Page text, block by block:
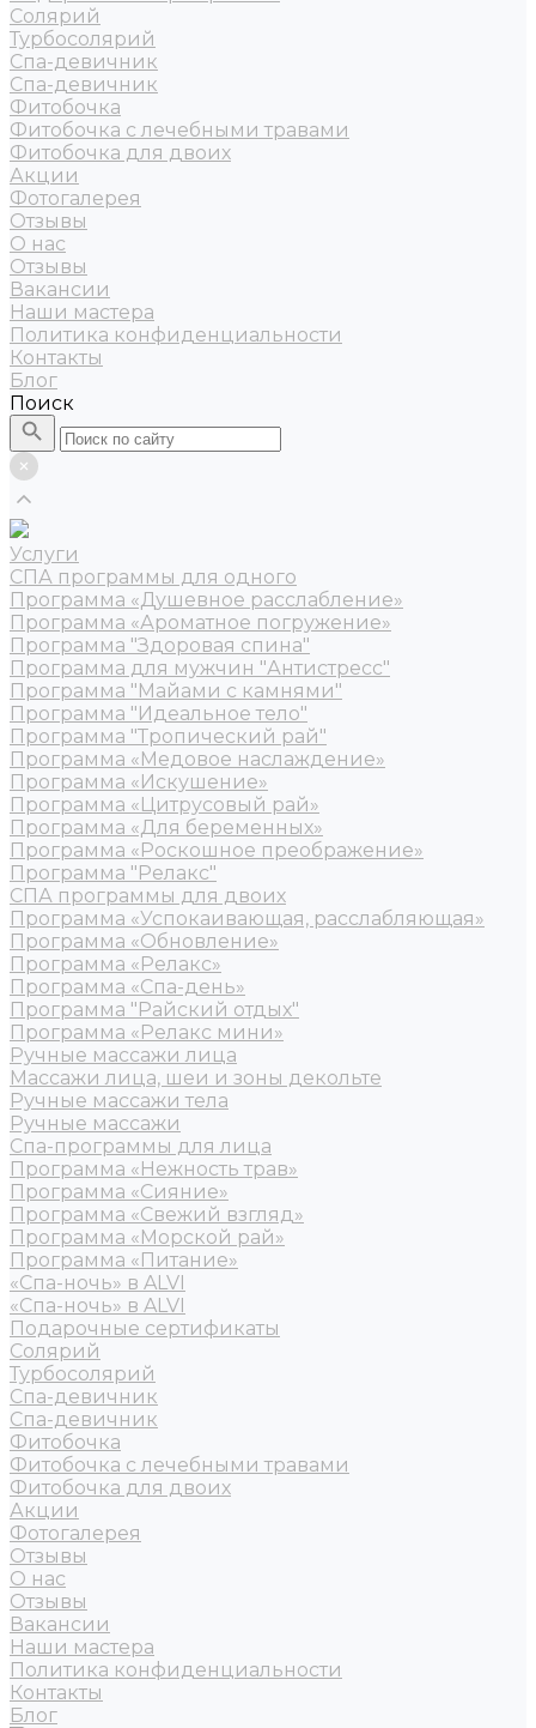
Солярий
Турбосолярий
Спа-девичник
Спа-девичник
Фитобочка
Фитобочка с лечебными травами
Фитобочка для двоих
Акции
Фотогалерея
Отзывы
О нас
Отзывы
Вакансии
Наши мастера
Политика конфиденциальности
Контакты
Блог
Поиск
Услуги
СПА программы для одного
Программа «Душевное расслабление»
Программа «Ароматное погружение»
Программа "Здоровая спина"
Программа для мужчин "Антистресс"
Программа "Майами с камнями"
Программа "Идеальное тело"
Программа "Тропический рай"
Программа «Медовое наслаждение»
Программа «Искушение»
Программа «Цитрусовый рай»
Программа «Для беременных»
Программа «Роскошное преображение»
Программа "Релакс"
СПА программы для двоих
Программа «Успокаивающая, расслабляющая»
Программа «Обновление»
Программа «Релакс»
Программа «Спа-день»
Программа "Райский отдых"
Программа «Релакс мини»
Ручные массажи лица
Массажи лица, шеи и зоны декольте
Ручные массажи тела
Ручные массажи
Спа-программы для лица
Программа «Нежность трав»
Программа «Сияние»
Программа «Свежий взгляд»
Программа «Морской рай»
Программа «Питание»
«Спа-ночь» в ALVI
«Спа-ночь» в ALVI
Подарочные сертификаты
Солярий
Турбосолярий
Спа-девичник
Спа-девичник
Фитобочка
Фитобочка с лечебными травами
Фитобочка для двоих
Акции
Фотогалерея
Отзывы
О нас
Отзывы
Вакансии
Наши мастера
Политика конфиденциальности
Контакты
Блог